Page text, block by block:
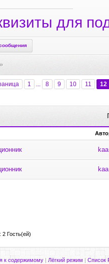
для
»
1 ... 8 9 10 11 12
kaa
kaa
2 Гость(ей)
к содержимому | Лёгкий режим | Список